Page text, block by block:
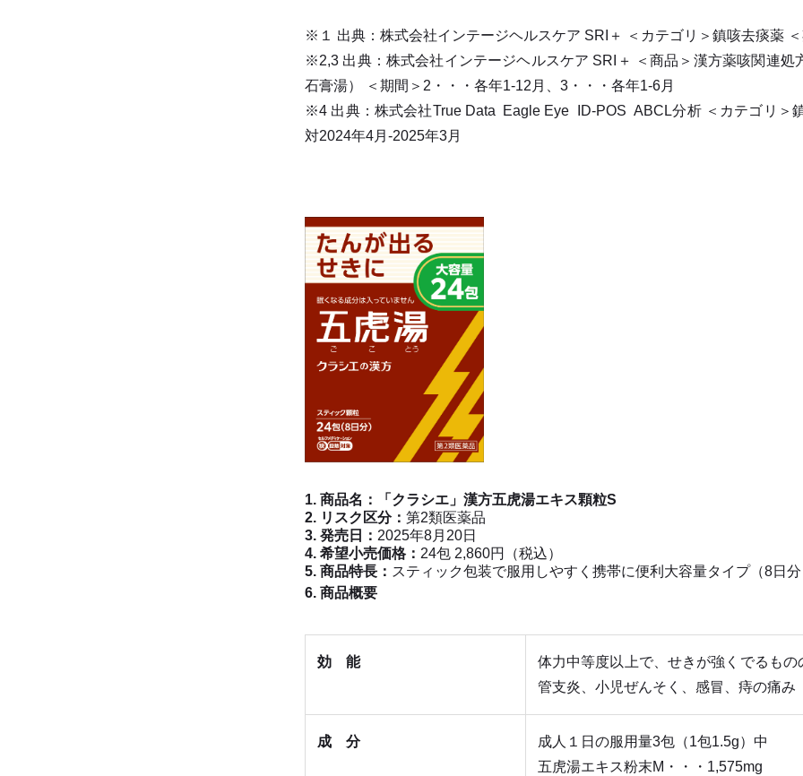
※１ 出典：株式会社インテージヘルスケア SRI＋ ＜カテゴリ＞鎮咳去痰薬
※2,3 出典：株式会社インテージヘルスケア SRI＋ ＜商品＞漢方薬咳関連処
石膏湯） ＜期間＞2・・・各年1-12月、3・・・各年1-6月
※4 出典：株式会社True Data Eagle Eye ID-POS ABCL分析 ＜カテゴリ＞
対2024年4月-2025年3月
1. 商品名：
「クラシエ」漢方五虎湯エキス顆粒S
2. リスク区分： 第2類医薬品
3. 発売日： 2025年8月20日
4. 希望小売価格： 24包 2,860円（税込）
5. 商品特長： スティック包装で服用しやすく携帯に便利大容量タイプ（8日
6. 商品概要
効 能
体力中等度以上で、せきが強くでるも
管支炎、小児ぜんそく、感冒、痔の痛み
成 分
成人１日の服用量3包（1包1.5g）中
五虎湯エキス粉末M・・・1,575mg